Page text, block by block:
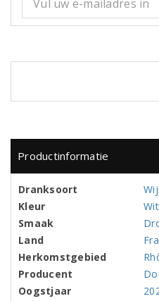
Productinformatie
Dranksoort
Kleur
Wit
Smaak
Land
Herkomstgebied
Producent
Oogstjaar